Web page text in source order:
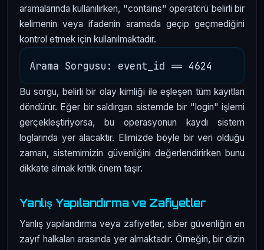
aramalarında kullanılırken, "contains" operatörü belirli bir
kelimenin veya ifadenin aramada geçip geçmediğini
kontrol etmek için kullanılmaktadır.
Bu sorgu, belirli bir olay kimliği ile eşleşen tüm kayıtları
döndürür. Eğer bir saldırgan sistemde bir "login" işlemi
gerçekleştiriyorsa, bu operasyonun kaydı sistem
loglarında yer alacaktır. Elimizde böyle bir veri olduğu
zaman, sistemimizin güvenliğini değerlendirirken bunu
dikkate almak kritik önem taşır.
Yanlış Yapılandırma ve Zafiyetler
Yanlış yapılandırma veya zafiyetler, siber güvenliğin en
zayıf halkaları arasında yer almaktadır. Örneğin, bir dizin